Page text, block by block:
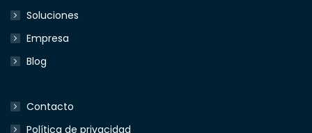
Soluciones
Empresa
Blog
Contacto
Política de privacidad